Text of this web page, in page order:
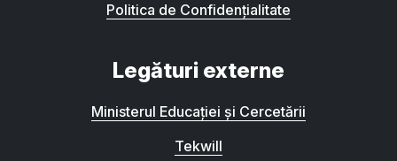
Politica de Confidențialitate
Legături externe
Ministerul Educației și Cercetării
Tekwill